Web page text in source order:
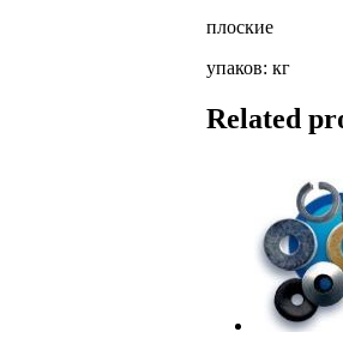
плоские
упаков: кг
Related